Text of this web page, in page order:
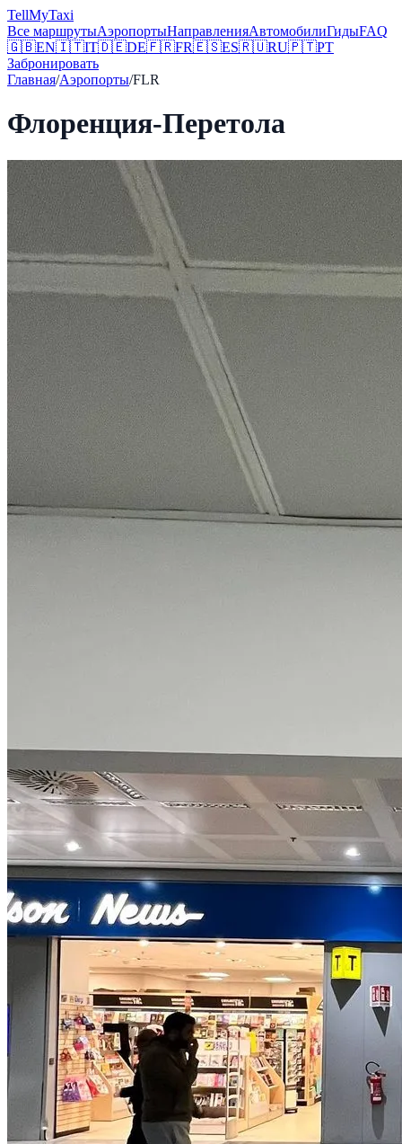
TellMyTaxi
Все маршрутыАэропортыНаправленияАвтомобилиГидыFAQ
🇬🇧EN🇮🇹IT🇩🇪DE🇫🇷FR🇪🇸ES🇷🇺RU🇵🇹PT
Забронировать
Главная/Аэропорты/FLR
Флоренция-Перетола